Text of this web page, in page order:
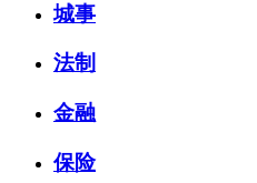
城事
法制
金融
保险